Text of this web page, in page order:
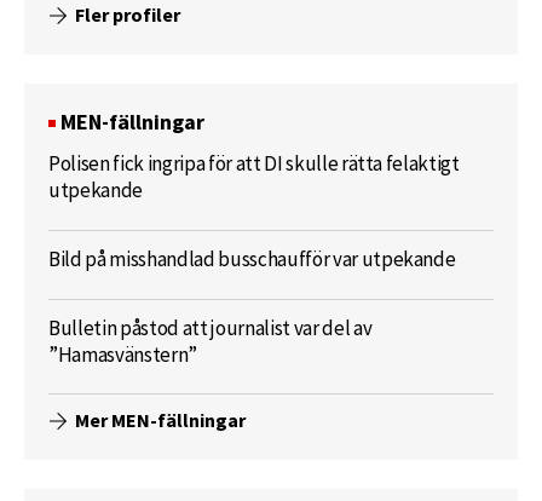
Fler profiler
MEN-fällningar
Polisen fick ingripa för att DI skulle rätta felaktigt
utpekande
Bild på misshandlad busschaufför var utpekande
Bulletin påstod att journalist var del av
”Hamasvänstern”
Mer MEN-fällningar